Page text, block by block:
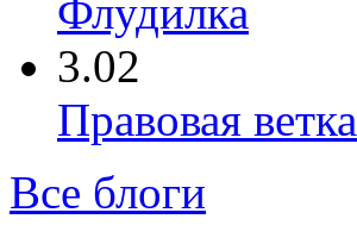
Флудилка
3.02
Правовая ветка
Все блоги